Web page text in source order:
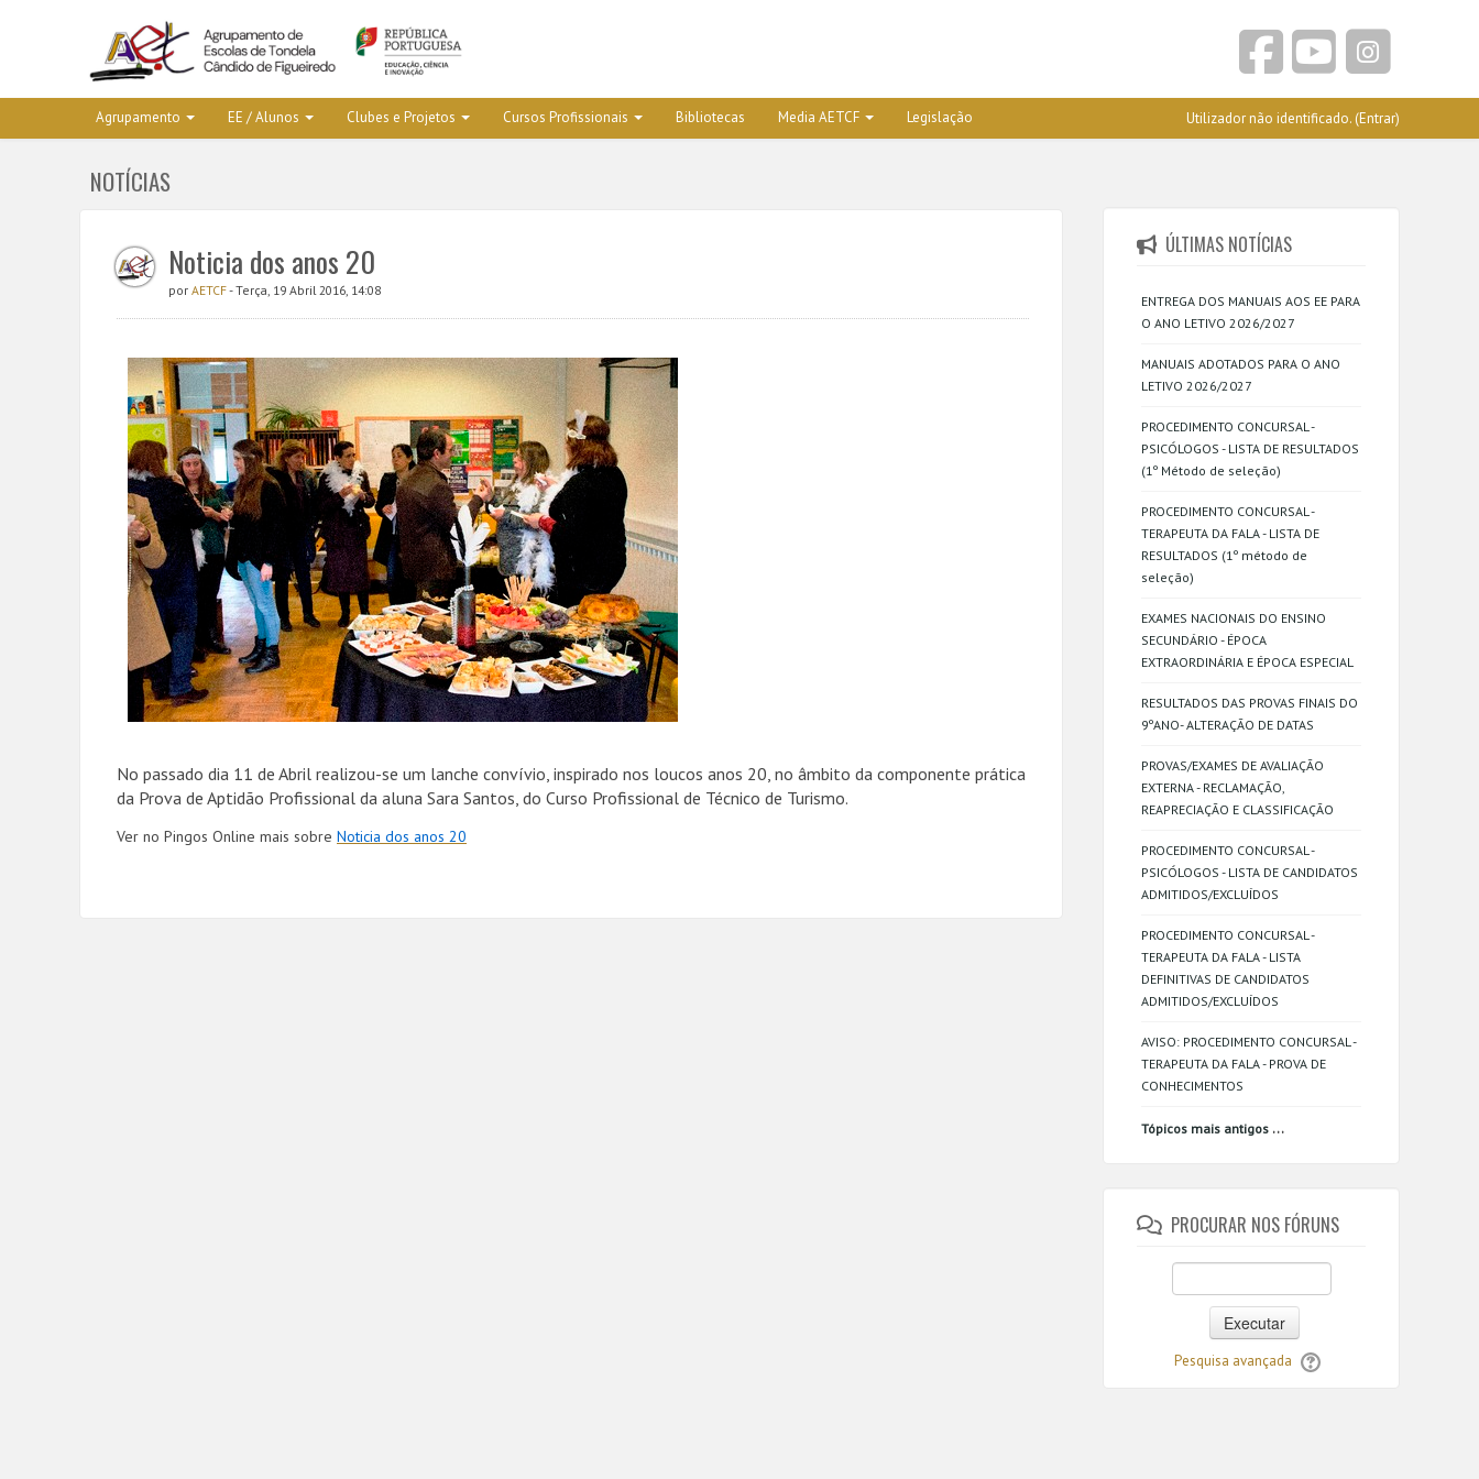
Agrupamento EE / Alunos Clubes e Projetos Cursos Profissionais Bibliotecas Media AETCF Legislação Utilizador não identificado. (Entrar)
NOTÍCIAS
Noticia dos anos 20
por AETCF- Terça, 19 Abril 2016, 14:08
No passado dia 11 de Abril realizou-se um lanche convívio, inspirado nos loucos anos 20, no âmbito da componente prática
da Prova de Aptidão Profissional da aluna Sara Santos, do Curso Profissional de Técnico de Turismo.
Ver no Pingos Online mais sobre Noticia dos anos 20
ÚLTIMAS NOTÍCIAS
ENTREGA DOS MANUAIS AOS EE PARA
O ANO LETIVO 2026/2027
MANUAIS ADOTADOS PARA O ANO
LETIVO 2026/2027
PROCEDIMENTO CONCURSAL -
PSICÓLOGOS - LISTA DE RESULTADOS
(1º Método de seleção)
PROCEDIMENTO CONCURSAL -
TERAPEUTA DA FALA - LISTA DE
RESULTADOS (1º método de
seleção)
EXAMES NACIONAIS DO ENSINO
SECUNDÁRIO - ÉPOCA
EXTRAORDINÁRIA E ÉPOCA ESPECIAL
RESULTADOS DAS PROVAS FINAIS DO
9ºANO- ALTERAÇÃO DE DATAS
PROVAS/EXAMES DE AVALIAÇÃO
EXTERNA - RECLAMAÇÃO,
REAPRECIAÇÃO E CLASSIFICAÇÃO
PROCEDIMENTO CONCURSAL -
PSICÓLOGOS - LISTA DE CANDIDATOS
ADMITIDOS/EXCLUÍDOS
PROCEDIMENTO CONCURSAL -
TERAPEUTA DA FALA - LISTA
DEFINITIVAS DE CANDIDATOS
ADMITIDOS/EXCLUÍDOS
AVISO: PROCEDIMENTO CONCURSAL -
TERAPEUTA DA FALA - PROVA DE
CONHECIMENTOS
Tópicos mais antigos ...
PROCURAR NOS FÓRUNS
Executar
Pesquisa avançada